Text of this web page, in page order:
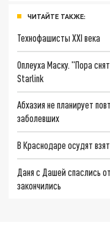
ЧИТАЙТЕ ТАКЖЕ:
Технофашисты XXI века
Оплеуха Маску. "Пора
Starlink
Абхазия не планирует
заболевших
В Краснодаре осудят
Даня с Дашей спаслись
закончились